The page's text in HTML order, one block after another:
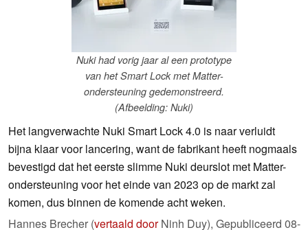
Nuki had vorig jaar al een prototype
van het Smart Lock met Matter-
ondersteuning gedemonstreerd.
(Afbeelding: Nuki)
Het langverwachte Nuki Smart Lock 4.0 is naar verluidt
bijna klaar voor lancering, want de fabrikant heeft nogmaals
bevestigd dat het eerste slimme Nuki deurslot met Matter-
ondersteuning voor het einde van 2023 op de markt zal
komen, dus binnen de komende acht weken.
Hannes Brecher (vertaald doorNinh Duy), Gepubliceerd 08-